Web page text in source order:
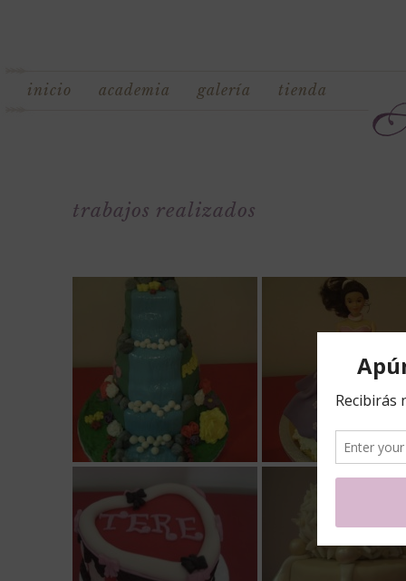
inicio academia galería tienda
trabajos realizados